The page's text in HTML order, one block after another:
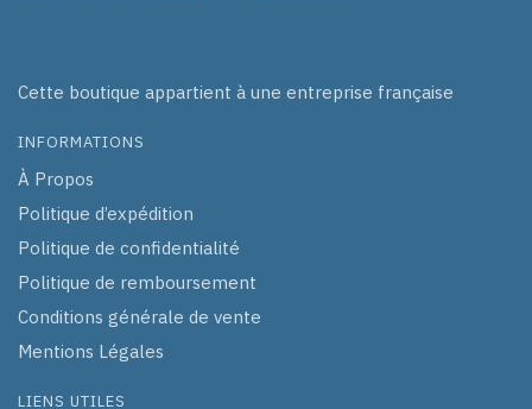
Cette boutique appartient à une entreprise française
INFORMATIONS
À Propos
Politique d’expédition
Politique de confidentialité
Politique de remboursement
Conditions générale de vente
Mentions Légales
LIENS UTILES